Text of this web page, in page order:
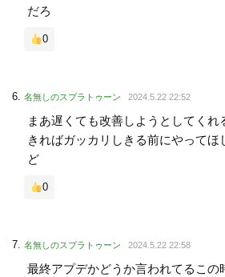
だろ
0
名無しのスプラトゥーン 2024.5.22 22:52
まあ遅くても改善しようとしてく
きればガッカリしきる前にやってほ
ど
0
名無しのスプラトゥーン 2024.5.22 22:58
最終アプデかどうか言われてるこの